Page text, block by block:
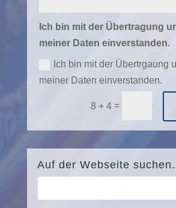
Ich bin mit der Übertragung
meiner Daten einverstanden.
Ich bin mit der Übertrgaung
meiner Daten einverstanden.
8 + 4 =
Auf der Webseite suchen.